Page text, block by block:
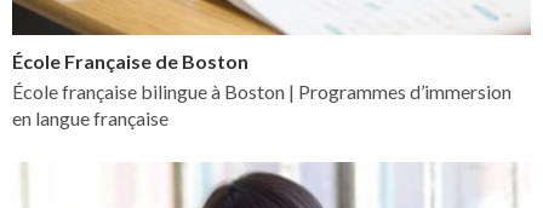
École Française de Boston
École française bilingue à Boston | Programmes d’immersion
en langue française